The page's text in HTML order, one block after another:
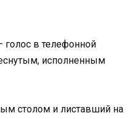
в телефонной
исполненным
столом и листавший на